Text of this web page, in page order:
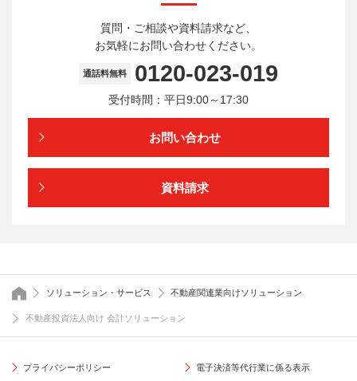
質問・ご相談や資料請求など、
お気軽にお問い合わせください。
通話料無料 0120-023-019
受付時間：平日9:00～17:30
お問い合わせ
資料請求
トップページ
ソリューション・サービス 不動産関連業向けソリューション
不動産投資法人向け 会計ソリューション
プライバシーポリシー 電子決済等代行業に係る表示